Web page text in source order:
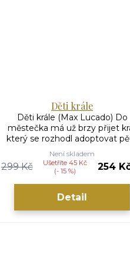
Děti krále
Děti krále (Max Lucado) Do
městečka má už brzy přijet
který se rozhodl adoptovat
299 Kč
Ušetříte 45 Kč
(- 15 %)
254
Není skladem
Detail